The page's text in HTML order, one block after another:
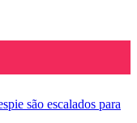
são escalados para